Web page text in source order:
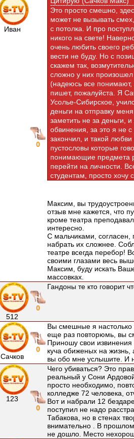
Иван
0
Это просто смешно,
может не вызывать
с потолка. И про
никого на свете!
очень любить своего
вести не буду. Но с
скажем так,
сложно у них произошел
(надеюсь все понимают,
пишет, пожалуйста. Я
Усолье-Сибирское,
деньги на отправку
заметить не за деньги,
обвинения, за это я не
закончил, и такой
пустословы которые
понимающие предмета
перейти на личности.
студентам, просто хочу
Максим, вы
отзыв мне кажется, что
кроме театра
интересно.
С мальчиками, согласен,
набрать их сложнее.
театре всегда перебор!
своими глазами весь
Максим, буду искать
массовках.
512
0
Гандоны те кто говорит
Сачков
0
Вы смешные я настолько
еще раз повторюмь, вы
Приношу свои извинения
куча обиженых на
вы обо мне услышите. И
123
0
Чего убиваться? Это
реальный у Сони
просто необходимо,
колледже 72 человека,
Вот и набрали 12
поступил не надо
Табакова, но в стенах
внимательно . В прошлом
не дошло. Место